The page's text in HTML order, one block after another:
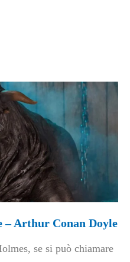
Arthur Conan Doyle
se si può chiamare